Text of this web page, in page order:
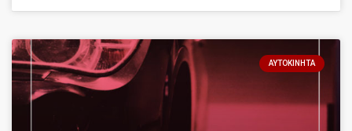
ΑΥΤΟΚΊΝΗΤΑ